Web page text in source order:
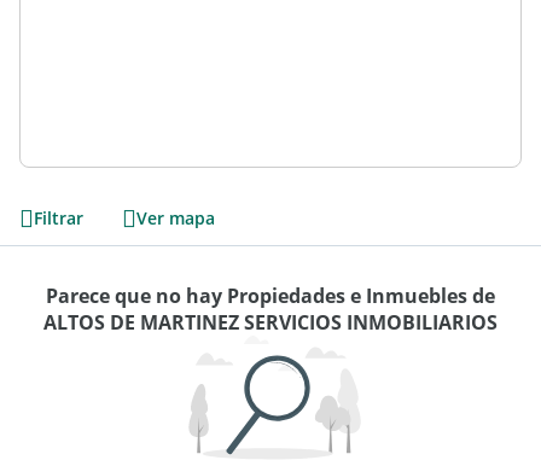
Filtrar Ver mapa
Parece que no hay Propiedades e Inmuebles de
ALTOS DE MARTINEZ SERVICIOS INMOBILIARIOS